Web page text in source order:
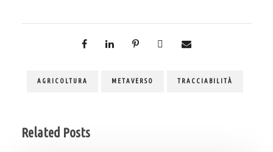
AGRICOLTURA METAVERSO TRACCIABILITÀ
Related Posts